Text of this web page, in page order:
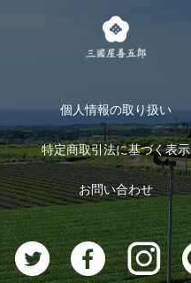
茶
イーツ
個人情報の取り扱い
特定商取引法に基づく表示
お問い合わせ